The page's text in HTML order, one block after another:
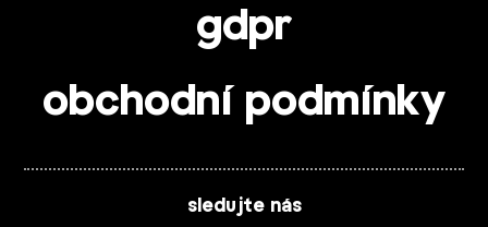
gdpr
obchodní podmínky
sledujte nás